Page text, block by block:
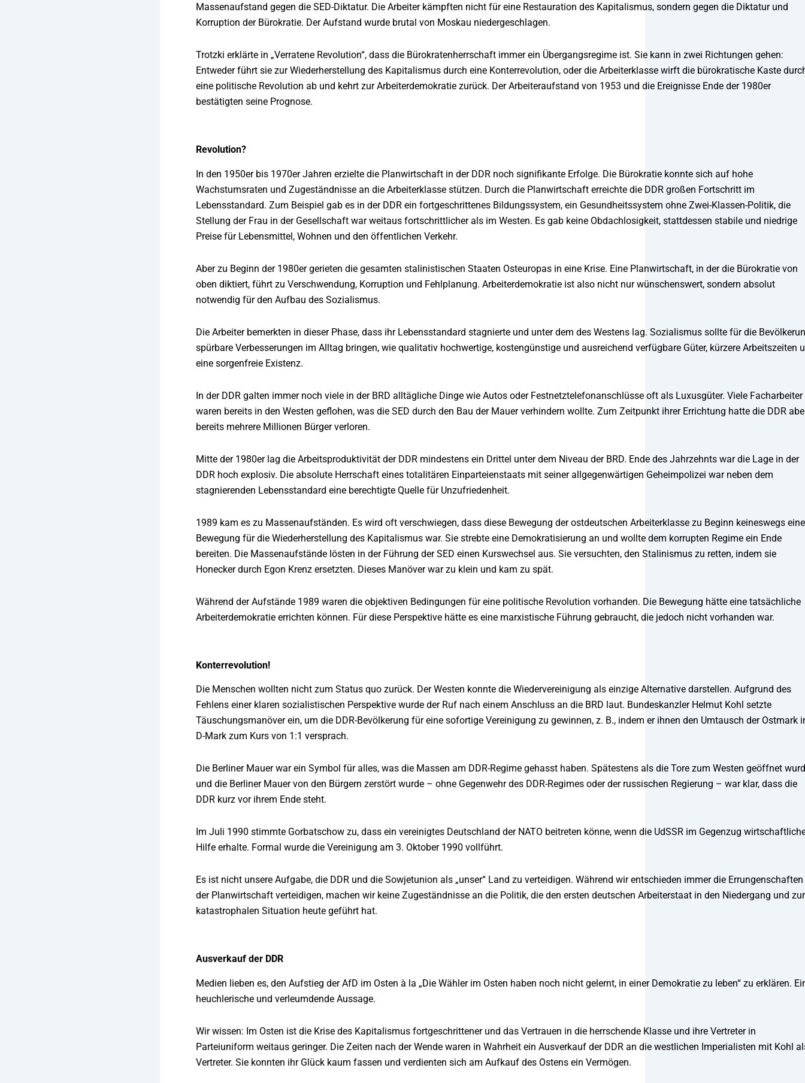
Massenaufstand gegen die SED-Diktatur. Die Arbeiter kämpften nicht für eine Restauration des Kapitalismus, sondern gegen die Diktatur und
Korruption der Bürokratie. Der Aufstand wurde brutal von Moskau niedergeschlagen.
Trotzki erklärte in „Verratene Revolution“, dass die Bürokratenherrschaft immer ein Übergangsregime ist. Sie kann in zwei Richtungen gehen:
Entweder führt sie zur Wiederherstellung des Kapitalismus durch eine Konterrevolution, oder die Arbeiterklasse wirft die bürokratische Kaste
eine politische Revolution ab und kehrt zur Arbeiterdemokratie zurück. Der Arbeiteraufstand von 1953 und die Ereignisse Ende der 1980er
bestätigten seine Prognose.
Revolution?
In den 1950er bis 1970er Jahren erzielte die Planwirtschaft in der DDR noch signifikante Erfolge. Die Bürokratie konnte sich auf hohe
Wachstumsraten und Zugeständnisse an die Arbeiterklasse stützen. Durch die Planwirtschaft erreichte die DDR großen Fortschritt im
Lebensstandard. Zum Beispiel gab es in der DDR ein fortgeschrittenes Bildungssystem, ein Gesundheitssystem ohne Zwei-Klassen-Politik, die
Stellung der Frau in der Gesellschaft war weitaus fortschrittlicher als im Westen. Es gab keine Obdachlosigkeit, stattdessen stabile und niedrige
Preise für Lebensmittel, Wohnen und den öffentlichen Verkehr.
Aber zu Beginn der 1980er gerieten die gesamten stalinistischen Staaten Osteuropas in eine Krise. Eine Planwirtschaft, in der die Bürokratie von
oben diktiert, führt zu Verschwendung, Korruption und Fehlplanung. Arbeiterdemokratie ist also nicht nur wünschenswert, sondern absolut
notwendig für den Aufbau des Sozialismus.
Die Arbeiter bemerkten in dieser Phase, dass ihr Lebensstandard stagnierte und unter dem des Westens lag. Sozialismus sollte für die
spürbare Verbesserungen im Alltag bringen, wie qualitativ hochwertige, kostengünstige und ausreichend verfügbare Güter, kürzere Arbeitszeiten
eine sorgenfreie Existenz.
In der DDR galten immer noch viele in der BRD alltägliche Dinge wie Autos oder Festnetztelefonanschlüsse oft als Luxusgüter. Viele Facharbeiter
waren bereits in den Westen geflohen, was die SED durch den Bau der Mauer verhindern wollte. Zum Zeitpunkt ihrer Errichtung hatte die DDR
bereits mehrere Millionen Bürger verloren.
Mitte der 1980er lag die Arbeitsproduktivität der DDR mindestens ein Drittel unter dem Niveau der BRD. Ende des Jahrzehnts war die Lage in der
DDR hoch explosiv. Die absolute Herrschaft eines totalitären Einparteienstaats mit seiner allgegenwärtigen Geheimpolizei war neben dem
stagnierenden Lebensstandard eine berechtigte Quelle für Unzufriedenheit.
1989 kam es zu Massenaufständen. Es wird oft verschwiegen, dass diese Bewegung der ostdeutschen Arbeiterklasse zu Beginn keineswegs eine
Bewegung für die Wiederherstellung des Kapitalismus war. Sie strebte eine Demokratisierung an und wollte dem korrupten Regime ein Ende
bereiten. Die Massenaufstände lösten in der Führung der SED einen Kurswechsel aus. Sie versuchten, den Stalinismus zu retten, indem sie
Honecker durch Egon Krenz ersetzten. Dieses Manöver war zu klein und kam zu spät.
Während der Aufstände 1989 waren die objektiven Bedingungen für eine politische Revolution vorhanden. Die Bewegung hätte eine tatsächliche
Arbeiterdemokratie errichten können. Für diese Perspektive hätte es eine marxistische Führung gebraucht, die jedoch nicht vorhanden war.
Konterrevolution!
Die Menschen wollten nicht zum Status quo zurück. Der Westen konnte die Wiedervereinigung als einzige Alternative darstellen. Aufgrund des
Fehlens einer klaren sozialistischen Perspektive wurde der Ruf nach einem Anschluss an die BRD laut. Bundeskanzler Helmut Kohl setzte
Täuschungsmanöver ein, um die DDR-Bevölkerung für eine sofortige Vereinigung zu gewinnen, z. B., indem er ihnen den Umtausch der Ostmark
D-Mark zum Kurs von 1:1 versprach.
Die Berliner Mauer war ein Symbol für alles, was die Massen am DDR-Regime gehasst haben. Spätestens als die Tore zum Westen geöffnet
und die Berliner Mauer von den Bürgern zerstört wurde – ohne Gegenwehr des DDR-Regimes oder der russischen Regierung – war klar, dass die
DDR kurz vor ihrem Ende steht.
Im Juli 1990 stimmte Gorbatschow zu, dass ein vereinigtes Deutschland der NATO beitreten könne, wenn die UdSSR im Gegenzug
Hilfe erhalte. Formal wurde die Vereinigung am 3. Oktober 1990 vollführt.
Es ist nicht unsere Aufgabe, die DDR und die Sowjetunion als „unser“ Land zu verteidigen. Während wir entschieden immer die Errungenschaften
der Planwirtschaft verteidigen, machen wir keine Zugeständnisse an die Politik, die den ersten deutschen Arbeiterstaat in den Niedergang und zur
katastrophalen Situation heute geführt hat.
Ausverkauf der DDR
Medien lieben es, den Aufstieg der AfD im Osten à la „Die Wähler im Osten haben noch nicht gelernt, in einer Demokratie zu leben“ zu erklären.
heuchlerische und verleumdende Aussage.
Wir wissen: Im Osten ist die Krise des Kapitalismus fortgeschrittener und das Vertrauen in die herrschende Klasse und ihre Vertreter in
Parteiuniform weitaus geringer. Die Zeiten nach der Wende waren in Wahrheit ein Ausverkauf der DDR an die westlichen Imperialisten mit Kohl
Vertreter. Sie konnten ihr Glück kaum fassen und verdienten sich am Aufkauf des Ostens ein Vermögen.